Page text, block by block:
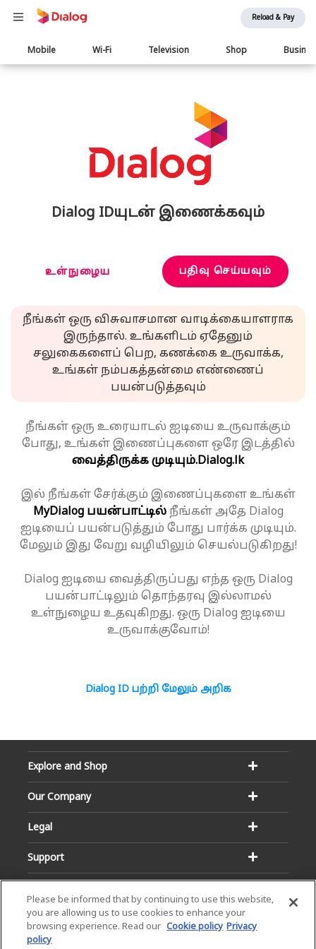
Reload & Pay
Main
navigation
Mobile Wi-Fi Television Shop
Dialog IDயுடன் இணைக்கவும்
உள்நுழைய பதிவு செய்யவும்
நீங்கள் ஒரு விசுவாசமான வாடிக்கையாளராக
இருந்தால். உங்களிடம் ஏதேனும்
சலுகைகளைப் பெற, கணக்கை உருவாக்க,
உங்கள் நம்பகத்தன்மை எண்ணைப்
பயன்படுத்தவும்
நீங்கள் ஒரு உரையாடல் ஐடியை உருவாக்கும்
போது, உங்கள் இணைப்புகளை ஒரே இடத்தில்
வைத்திருக்க முடியும்.Dialog.lk
இல் நீங்கள் சேர்க்கும் இணைப்புகளை உங்கள்
MyDialog பயன்பாட்டில்நீங்கள் அதே Dialog
ஐடியைப் பயன்படுத்தும் போது பார்க்க முடியும்.
மேலும் இது வேறு வழியிலும் செயல்படுகிறது!
Dialog ஐடியை வைத்திருப்பது எந்த ஒரு Dialog
பயன்பாட்டிலும் தொந்தரவு இல்லாமல்
உள்நுழைய உதவுகிறது. ஒரு Dialog ஐடியை
உருவாக்குவோம்!
Dialog ID பற்றி மேலும் அறிக
Explore and Shop
Our Company
Legal
Support
Please be informed that by continuing to use this website,
you are allowing us to use cookies to enhance your
browsing experience. Read our Cookie policy Privacy
policy